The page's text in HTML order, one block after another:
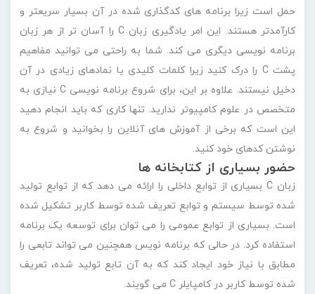
حمل است زیرا برنامه های کدگذاری شده در آن بسیار سریعتر و
کارآمدتر هستند. این امر یادگیری زبان C را آسان تر از هر زبان
برنامه نویسی دیگری می کند. شما به راحتی می توانید مفاهیم
پشت C را درک کنید زیرا کلمات کلیدی یا نمادهای زیادی در آن
دخیل نیستند. علاوه بر این، برای شروع برنامه نویسی C نیازی به
متخصص در علوم کامپیوتر ندارید. تنها کاری که باید انجام دهید
این است که برخی از آموزش های آنلاین را بخوانید و شروع به
نوشتن کدهای خود کنید.
حضور بسیاری از کتابخانه ها
زبان C بسیاری از توابع داخلی را ارائه می دهد که از توابع تولید
شده توسط سیستم و توابع تعریف شده توسط کاربر تشکیل شده
است. بسیاری از توابع عمومی را می توان برای توسعه یک برنامه
استفاده کرد. در حالی که برنامه نویس همچنین می تواند تابعی را
مطابق با نیاز خود ایجاد کند که به آن تابع تولید شده، تعریف
شده توسط کاربر در کامپایلر C می گویند.